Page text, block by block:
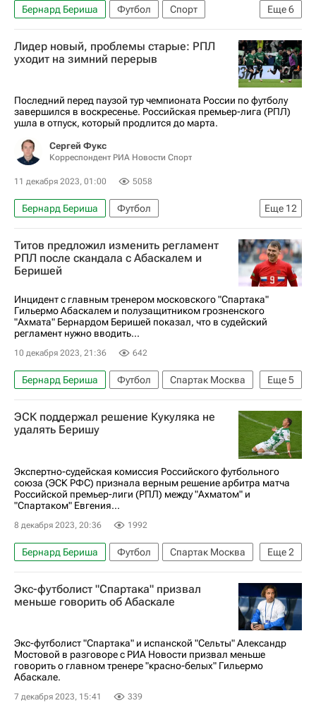
Еще6
Бернард Бериша Футбол
Спорт
Москва
Федор Чалов
Мохамед Конате
ПФК ЦСКА
Ахмат Спартак Москва
Лидер новый, проблемы старые: РПЛ
уходит на зимний перерыв
Последний перед паузой тур чемпионата России по футболу
завершился в воскресенье. Российская премьер-лига (РПЛ)
ушла в отпуск, который продлится до марта.
Сергей Фукс
Корреспондент РИА Новости Спорт
11 декабря 2023, 01:00 5058
Еще 12
Бернард Бериша
Футбол
РПЛ 2026-2027 (Чемпионат России по футболу)
Авторы РИА Новости Спорт
Зенит
Спартак Москва
Милорад Мажич
Гильермо Абаскаль
Михаил Галактионов
Локомотив (Москва)
Динамо Москва
Марцел Личка
Титов предложил изменить регламент
РПЛ после скандала с Абаскалем и
Беришей
Инцидент с главным тренером московского "Спартака"
Гильермо Абаскалем и полузащитником грозненского
"Ахмата" Бернардом Беришей показал, что в судейский
регламент нужно вводить...
10 декабря 2023, 21:36 642
Еще5
Бернард Бериша Футбол
Спартак Москва
Российский футбольный союз (РФС)
Ахмат
Егор Титов
Гильермо Абаскаль
ЭСК поддержал решение Кукуляка не
удалять Беришу
Экспертно-судейская комиссия Российского футбольного
союза (ЭСК РФС) признала верным решение арбитра матча
Российской премьер-лиги (РПЛ) между "Ахматом" и
"Спартаком" Евгения...
8 декабря 2023, 20:36 1992
Еще2
Бернард Бериша Футбол
Спартак Москва
Ахмат
Гильермо Абаскаль
Экс-футболист "Спартака" призвал
меньше говорить об Абаскале
Экс-футболист "Спартака" и испанской "Сельты" Александр
Мостовой в разговоре с РИА Новости призвал меньше
говорить о главном тренере "красно-белых" Гильермо
Абаскале.
7 декабря 2023, 15:41 339